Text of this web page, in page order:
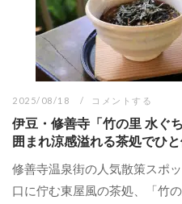
2025/08/18 コメントする
伊豆・修善寺「竹の里 水ぐ
囲まれ涼感溢れる茶処でひ
修善寺温泉街の人気散策スポ
口に佇む東屋風の茶処、「竹